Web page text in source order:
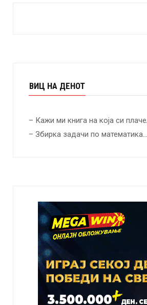
ВИЦ НА ДЕНОТ
– Кажи ми книга на која си
– Збирка задачи по математика…